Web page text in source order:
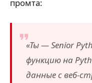
промта:
«Ты —Senior
функцию на
данные с веб-